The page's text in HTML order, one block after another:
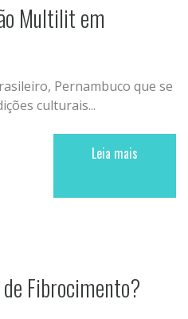
Multilit em
Pernambuco que se
culturais...
Leia mais
Fibrocimento?